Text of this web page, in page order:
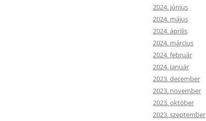
2024. június
2024. május
2024. április
2024. március
2024. február
2024. január
2023. december
2023. november
2023. október
2023. szeptember